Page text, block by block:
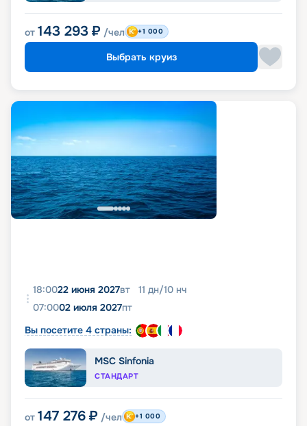
от 143 293 ₽ /чел +1 000
Выбрать круиз
18:0022 июня 2027вт 11 дн/10 нч
07:0002 июля 2027пт
Вы посетите 4 страны:
MSC Sinfonia
СТАНДАРТ
от 147 276 ₽ /чел +1 000